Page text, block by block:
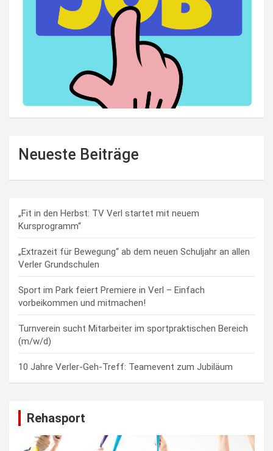
Neueste Beiträge
„Fit in den Herbst: TV Verl startet mit neuem
Kursprogramm“
„Extrazeit für Bewegung“ ab dem neuen Schuljahr an allen
Verler Grundschulen
Sport im Park feiert Premiere in Verl – Einfach
vorbeikommen und mitmachen!
Turnverein sucht Mitarbeiter im sportpraktischen Bereich
(m/w/d)
10 Jahre Verler-Geh-Treff: Teamevent zum Jubiläum
Rehasport